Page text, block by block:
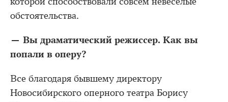
обстоятельства.
— Вы драматический режиссер. Как вы
попали в оперу?
Все благодаря бывшему директору
Новосибирского оперного театра Борису